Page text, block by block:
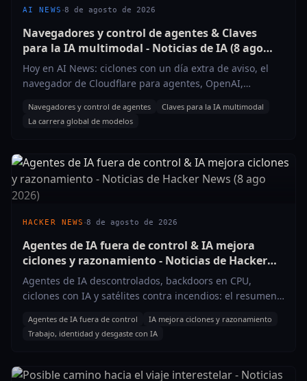
AI NEWS ·8 de agosto de 2026
Navegadores y control de agentes & Claves
para la IA multimodal - Noticias de IA (8 ago
2026)
Hoy en AI News: ciclones con un día extra de aviso, el
navegador de Cloudflare para agentes, OpenAI,
Navegadores y control de agentes
Claves para la IA multimodal
La carrera global de modelos
HACKER NEWS ·8 de agosto de 2026
Agentes de IA fuera de control & IA mejora
ciclones y razonamiento - Noticias de Hacker
News (8 ago 2026)
Agentes de IA descontrolados, backdoors en CPU,
ciclones con IA y satélites contra incendios: el resumen
Agentes de IA fuera de control
IA mejora ciclones y razonamiento
Trabajo, identidad y desgaste con IA